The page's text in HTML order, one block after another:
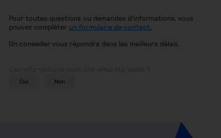
Pour toutes questions ou demandes d’informations, vous
pouvez compléter un formulaire de contact.
Un conseiller vous répondra dans les meilleurs délais.
Oui Non